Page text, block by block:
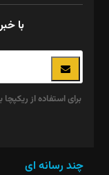
با
چند رسانه ای